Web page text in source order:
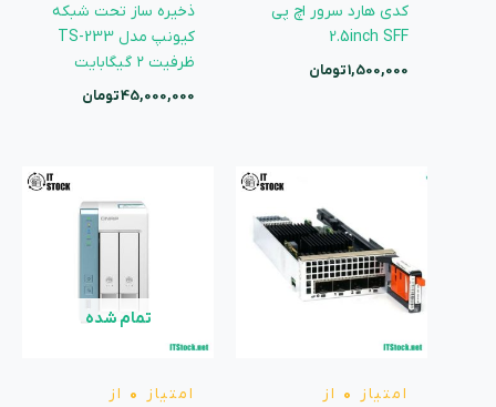
کدی هارد سرور اچ پی
2.5inch SFF
1,500,000تومان
ذخیره ساز تحت شبکه
کیونپ مدل TS-233
ظرفیت ۲ گیگابایت
45,000,000تومان
امتیاز 0 از
تمام شده
امتیاز 0 از